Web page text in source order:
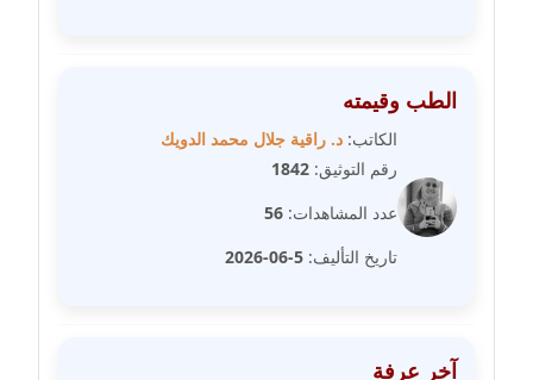
عاملة
مدونة سامح رشاد
عاملة
مدونة سامح طلعت
عاملة
الطب وقيمته
الكاتب: د. راقية جلال محمد الدويك
رقم التوثيق: 1842
عدد المشاهدات: 56
تاريخ التأليف: 5-06-2026
آخر عرفة